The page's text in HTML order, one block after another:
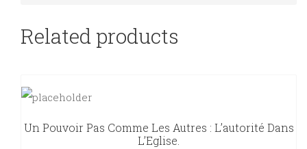
Related products
Un Pouvoir Pas Comme Les Autres : L’autorité Dans
L’Eglise.